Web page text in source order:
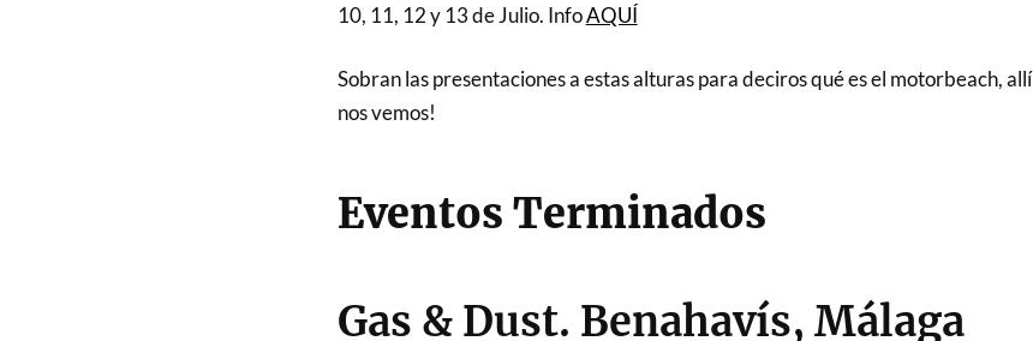
10, 11, 12 y 13 de Julio. InfoAQUÍ
Sobran las presentaciones a estas alturas para deciros qué es el motorbeach, allí
nos vemos!
Eventos Terminados
Gas & Dust. Benahavís, Málaga